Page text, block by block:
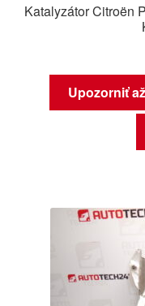
Katalyzátor Citroën
Upozorniť